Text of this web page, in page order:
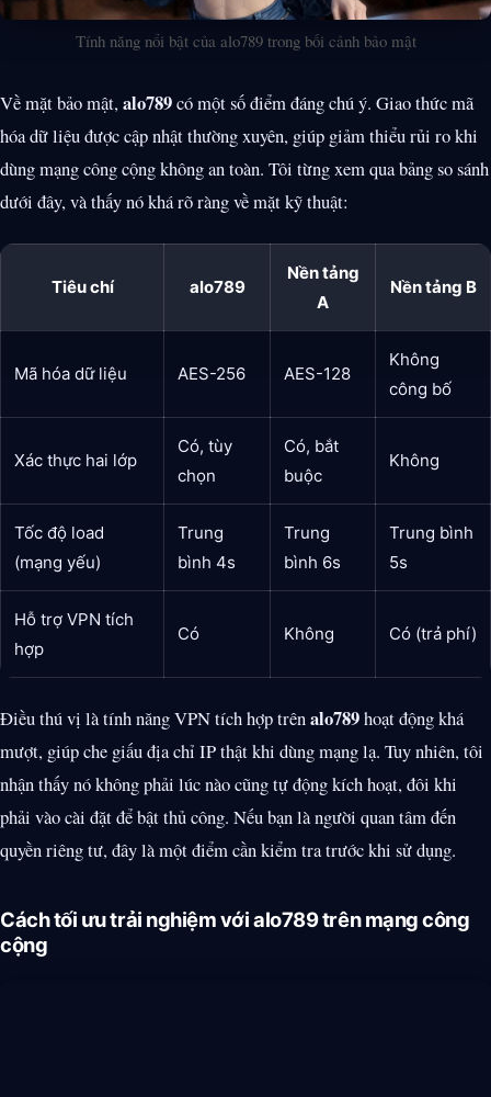
Tính năng nổi bật của alo789 trong bối cảnh bảo mật
Về mặt bảo mật,alo789có một số điểm đáng chú ý. Giao thức mã
hóa dữ liệu được cập nhật thường xuyên, giúp giảm thiểu rủi ro khi
dùng mạng công cộng không an toàn. Tôi từng xem qua bảng so sánh
dưới đây, và thấy nó khá rõ ràng về mặt kỹ thuật:
Tiêu chí alo789
Nền tảng
A
Nền tảng B
Mã hóa dữ liệu AES-256 AES-128
Không
công bố
Xác thực hai lớp
Có, tùy
chọn
Có, bắt
buộc
Không
Tốc độ load
(mạng yếu)
Trung
bình 4s
Trung
bình 6s
Trung bình
5s
Hỗ trợ VPN tích
hợp
Có Không Có (trả phí)
Điều thú vị là tính năng VPN tích hợp trênalo789hoạt động khá
mượt, giúp che giấu địa chỉ IP thật khi dùng mạng lạ. Tuy nhiên, tôi
nhận thấy nó không phải lúc nào cũng tự động kích hoạt, đôi khi
phải vào cài đặt để bật thủ công. Nếu bạn là người quan tâm đến
quyền riêng tư, đây là một điểm cần kiểm tra trước khi sử dụng.
Cách tối ưu trải nghiệm với alo789 trên mạng công
cộng